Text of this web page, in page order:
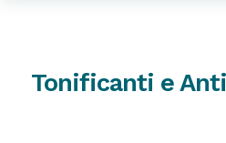
Tonificanti e